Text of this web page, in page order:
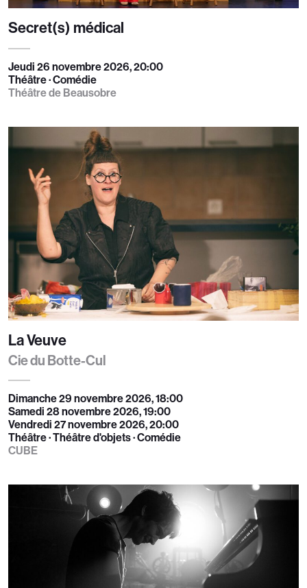
Secret(s) médical
Jeudi 26 novembre 2026, 20:00
Théâtre · Comédie
Théâtre de Beausobre
La Veuve
Cie du Botte-Cul
Dimanche 29 novembre 2026, 18:00
Samedi 28 novembre 2026, 19:00
Vendredi 27 novembre 2026, 20:00
Théâtre · Théâtre d'objets · Comédie
CUBE